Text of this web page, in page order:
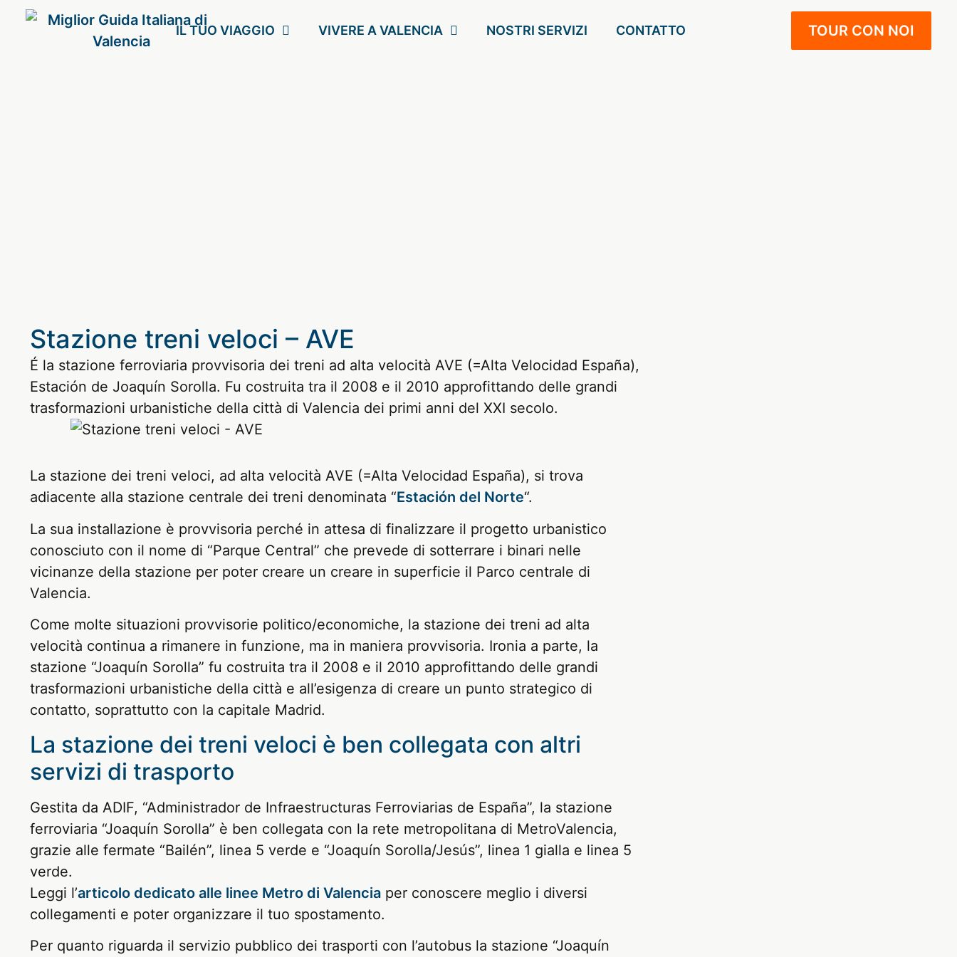
IL TUO VIAGGIO VIVERE A VALENCIA NOSTRI SERVIZI CONTATTO TOUR CON NOI
Stazione treni veloci – AVE
É la stazione ferroviaria provvisoria dei treni ad alta velocità AVE (=Alta Velocidad España),
Estación de Joaquín Sorolla. Fu costruita tra il 2008 e il 2010 approfittando delle grandi
trasformazioni urbanistiche della città di Valencia dei primi anni del XXI secolo.
La stazione dei treni veloci, ad alta velocità AVE (=Alta Velocidad España), si trova
adiacente alla stazione centrale dei treni denominata “Estación del Norte“.
La sua installazione è provvisoria perché in attesa di finalizzare il progetto urbanistico
conosciuto con il nome di “Parque Central” che prevede di sotterrare i binari nelle
vicinanze della stazione per poter creare un creare in superficie il Parco centrale di
Valencia.
Come molte situazioni provvisorie politico/economiche, la stazione dei treni ad alta
velocità continua a rimanere in funzione, ma in maniera provvisoria. Ironia a parte, la
stazione “Joaquín Sorolla” fu costruita tra il 2008 e il 2010 approfittando delle grandi
trasformazioni urbanistiche della città e all’esigenza di creare un punto strategico di
contatto, soprattutto con la capitale Madrid.
La stazione dei treni veloci è ben collegata con altri
servizi di trasporto
Gestita da ADIF, “Administrador de Infraestructuras Ferroviarias de España”, la stazione
ferroviaria “Joaquín Sorolla” è ben collegata con la rete metropolitana di MetroValencia,
grazie alle fermate “Bailén”, linea 5 verde e “Joaquín Sorolla/Jesús”, linea 1 gialla e linea 5
verde.
Leggi l’articolo dedicato alle linee Metro di Valencia per conoscere meglio i diversi
collegamenti e poter organizzare il tuo spostamento.
Per quanto riguarda il servizio pubblico dei trasporti con l’autobus la stazione “Joaquín